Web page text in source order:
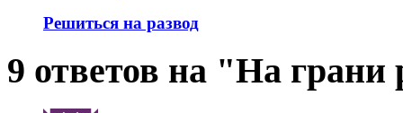
Решиться на развод
9 ответов на "На грани